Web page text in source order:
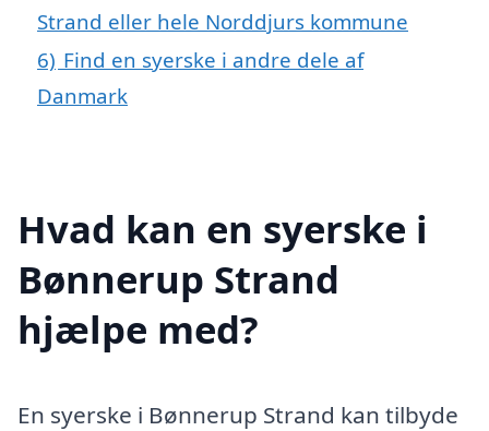
Strand eller hele Norddjurs kommune
6) Find en syerske i andre dele af
Danmark
Hvad kan en syerske i
Bønnerup Strand
hjælpe med?
En syerske i Bønnerup Strand kan tilbyde